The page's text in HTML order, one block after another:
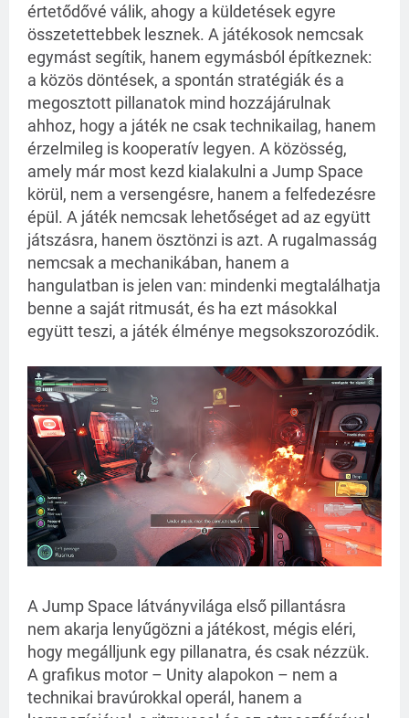
értetődővé válik, ahogy a küldetések egyre
összetettebbek lesznek. A játékosok nemcsak
egymást segítik, hanem egymásból építkeznek:
a közös döntések, a spontán stratégiák és a
megosztott pillanatok mind hozzájárulnak
ahhoz, hogy a játék ne csak technikailag, hanem
érzelmileg is kooperatív legyen. A közösség,
amely már most kezd kialakulni a Jump Space
körül, nem a versengésre, hanem a felfedezésre
épül. A játék nemcsak lehetőséget ad az együtt
játszásra, hanem ösztönzi is azt. A rugalmasság
nemcsak a mechanikában, hanem a
hangulatban is jelen van: mindenki megtalálhatja
benne a saját ritmusát, és ha ezt másokkal
együtt teszi, a játék élménye megsokszorozódik.
A Jump Space látványvilága első pillantásra
nem akarja lenyűgözni a játékost, mégis eléri,
hogy megálljunk egy pillanatra, és csak nézzük.
A grafikus motor – Unity alapokon – nem a
technikai bravúrokkal operál, hanem a